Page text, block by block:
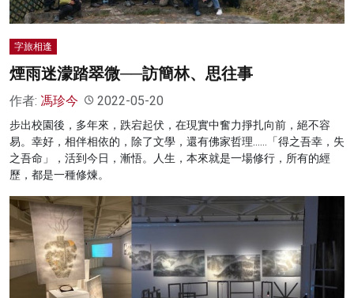
字旅相逢
煙雨迷濛踏翠微──訪簡林、思往事
作者: 馮珍今 2022-05-20
步出校園後，多年來，跌宕起伏，在現實中奮力掙扎向前，絕不容
易。幸好，相伴相依的，除了文學，還有佛家哲理……「得之吾幸，失
之吾命」，活到今日，漸悟。人生，本來就是一場修行，所有的經
歷，都是一種修煉。